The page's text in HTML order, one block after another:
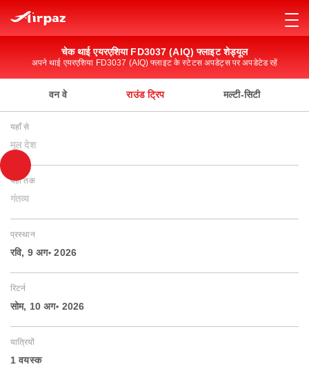
चेक थाई एयरएशिया FD3037 (AIQ) फ्लाइट शेड्यूल
अपने थाई एयरएशिया FD3037 (AIQ) फ्लाइट के स्टेटस अपडेट्स पर अपडेटेड रहें
वन वे राउंड ट्रिप मल्टी-सिटी
यहाँ से
मूल देश
यहाँ तक
गंतव्य
प्रस्थान
रवि, 9 अग॰ 2026
रिटर्न
सोम, 10 अग॰ 2026
यात्रियों
1 वयस्‍क